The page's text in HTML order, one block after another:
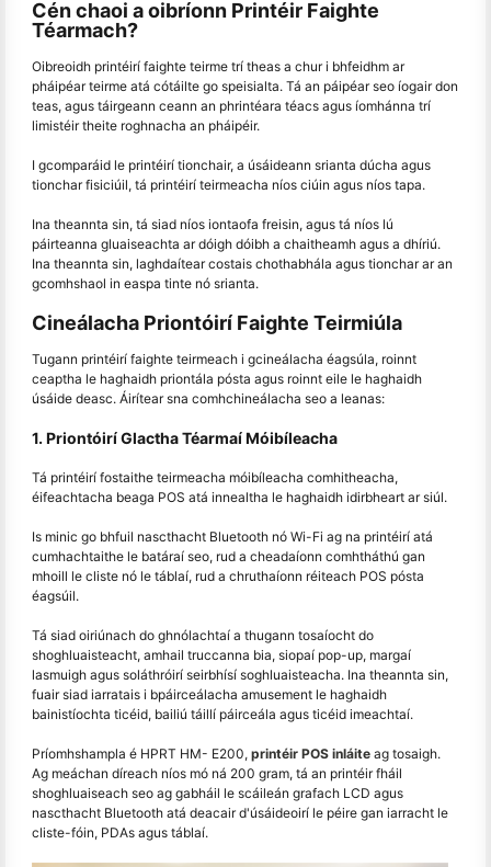
Cén chaoi a oibríonn Printéir Faighte
Téarmach?
Oibreoidh printéirí faighte teirme trí theas a chur i bhfeidhm ar
pháipéar teirme atá cótáilte go speisialta. Tá an páipéar seo íogair don
teas, agus táirgeann ceann an phrintéara téacs agus íomhánna trí
limistéir theite roghnacha an pháipéir.
I gcomparáid le printéirí tionchair, a úsáideann srianta dúcha agus
tionchar fisiciúil, tá printéirí teirmeacha níos ciúin agus níos tapa.
Ina theannta sin, tá siad níos iontaofa freisin, agus tá níos lú
páirteanna gluaiseachta ar dóigh dóibh a chaitheamh agus a dhíriú.
Ina theannta sin, laghdaítear costais chothabhála agus tionchar ar an
gcomhshaol in easpa tinte nó srianta.
Cineálacha Priontóirí Faighte Teirmiúla
Tugann printéirí faighte teirmeach i gcineálacha éagsúla, roinnt
ceaptha le haghaidh priontála pósta agus roinnt eile le haghaidh
úsáide deasc. Áirítear sna comhchineálacha seo a leanas:
1. Priontóirí Glactha Téarmaí Móibíleacha
Tá printéirí fostaithe teirmeacha móibíleacha comhitheacha,
éifeachtacha beaga POS atá innealtha le haghaidh idirbheart ar siúl.
Is minic go bhfuil nascthacht Bluetooth nó Wi-Fi ag na printéirí atá
cumhachtaithe le batáraí seo, rud a cheadaíonn comhtháthú gan
mhoill le cliste nó le táblaí, rud a chruthaíonn réiteach POS pósta
éagsúil.
Tá siad oiriúnach do ghnólachtaí a thugann tosaíocht do
shoghluaisteacht, amhail truccanna bia, siopaí pop-up, margaí
lasmuigh agus soláthróirí seirbhísí soghluaisteacha. Ina theannta sin,
fuair siad iarratais i bpáirceálacha amusement le haghaidh
bainistíochta ticéid, bailiú táillí páirceála agus ticéid imeachtaí.
Príomhshampla é HPRT HM- E200, printéir POS inláite ag tosaigh.
Ag meáchan díreach níos mó ná 200 gram, tá an printéir fháil
shoghluaiseach seo ag gabháil le scáileán grafach LCD agus
nascthacht Bluetooth atá deacair d'úsáideoirí le péire gan iarracht le
cliste-fóin, PDAs agus táblaí.